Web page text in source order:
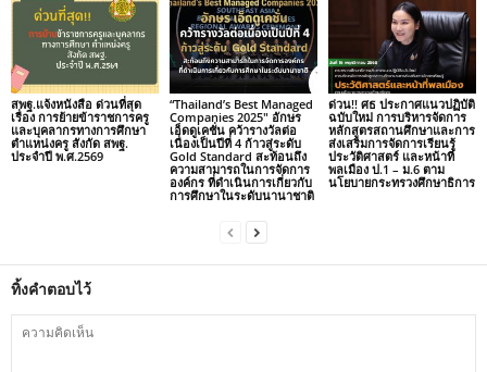
สพฐ.แจ้งหนังสือ ด่วนที่สุด
เรื่อง การย้ายข้าราชการครู
และบุคลากรทางการศึกษา
ตำแหน่งครู สังกัด สพฐ.
ประจำปี พ.ศ.2569
“Thailand’s Best Managed
Companies 2025″ อักษร
เอ็ดดูเคชั่น คว้ารางวัลต่อ
เนื่องเป็นปีที่ 4 ก้าวสู่ระดับ
Gold Standard สะท้อนถึง
ความสามารถในการจัดการ
องค์กร ที่ดำเนินการเกี่ยวกับ
การศึกษาในระดับนานาชาติ
ด่วน!! ศธ ประกาศแนวปฏิบัติ
ฉบับใหม่ การบริหารจัดการ
หลักสูตรสถานศึกษาและการ
ส่งเสริมการจัดการเรียนรู้
ประวัติศาสตร์ และหน้าที่
พลเมือง ป.1 – ม.6 ตาม
นโยบายกระทรวงศึกษาธิการ
ทิ้งคำตอบไว้